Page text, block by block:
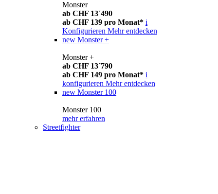
Monster
ab CHF 13´490
ab CHF 139 pro Monat* i
Konfigurieren Mehr entdecken
new Monster +
Monster +
ab CHF 13´790
ab CHF 149 pro Monat* i
konfigurieren Mehr entdecken
new Monster 100
Monster 100
mehr erfahren
Streetfighter